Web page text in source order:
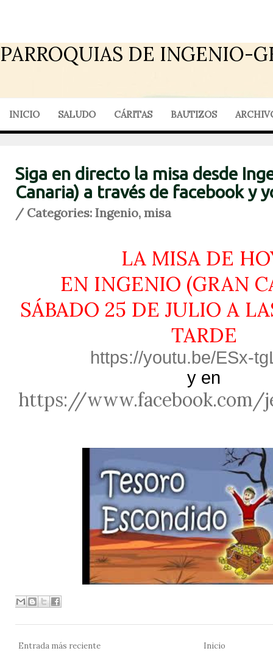
PARROQUIAS DE INGENIO-
INICIO SALUDO CÁRITAS BAUTIZOS
Siga en directo la misa desde
Canaria) a través de facebook y
/ Categories:Ingenio,misa
LA MISA DE
EN INGENIO (GRAN
SÁBADO 25 DE JULIO A
TARDE
https://youtu.be/ESx-
y en
https://www.facebook.com/
Entrada más reciente Inicio